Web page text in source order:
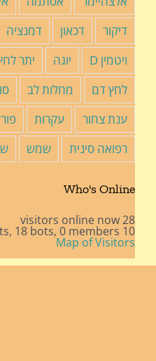
דיקור
דכאון דמנציה
ויטמין D
יוגה יתר
לחץ דם
מחלות לב
ענת צחור
עקרות
רפואה סינית
שמש
Who's Online
28 visitors online now
10 guests,
18 bots, 0 members
Map of Visitors